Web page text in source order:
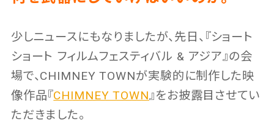
少しニュースにもなりましたが、先日、『ショート
ショート フィルムフェスティバル & アジア』の会
場で、CHIMNEY TOWNが実験的に制作した映
像作品『CHIMNEY TOWN』をお披露目させてい
ただきました。